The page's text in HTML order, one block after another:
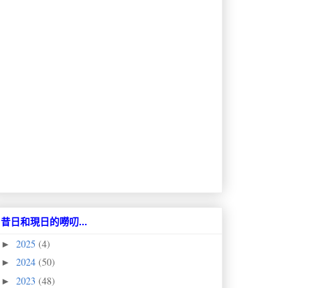
昔日和現日的嘮叨...
► 2025 (4)
► 2024 (50)
► 2023 (48)